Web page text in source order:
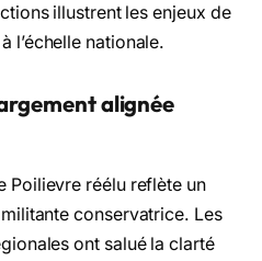
illustrent les enjeux de
l’échelle nationale.
alignée
Poilievre réélu reflète un
conservatrice. Les
ont salué la clarté